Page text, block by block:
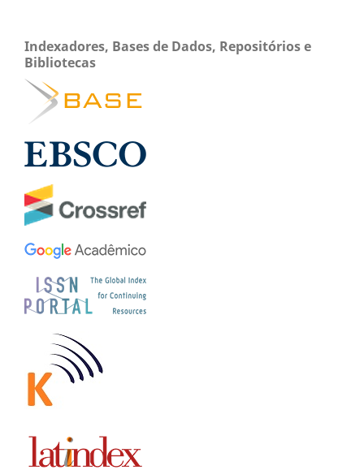
Indexadores, Bases de Dados, Repositórios e
Bibliotecas